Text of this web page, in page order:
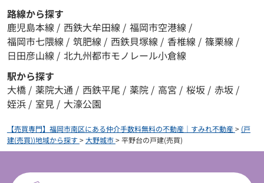
路線から探す
鹿児島本線 / 西鉄大牟田線 / 福岡市空港線 /
福岡市七隈線 / 筑肥線 / 西鉄貝塚線 / 香椎線 / 篠栗線 /
日田彦山線 / 北九州都市モノレール小倉線
駅から探す
大橋 / 薬院大通 / 西鉄平尾 / 薬院 / 高宮 / 桜坂 / 赤坂 /
姪浜 / 室見 / 大濠公園
【売買専門】福岡市南区にある仲介手数料無料の不動産｜すみれ不動産> (戸
建(売買))地域から探す>大野城市>平野台の戸建(売買)